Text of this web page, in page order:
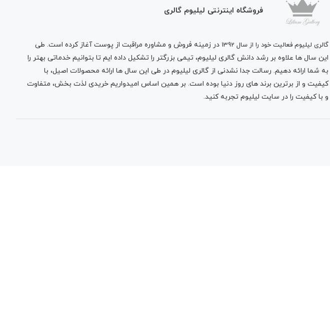
فروشگاه اینترنتی لیلیوم گالری
گالری لیلیوم فعالیت خود را از سال 1392
در زمینه فروش و مشاوره مراقبت از پوست آغاز کرده است. طی
این سال ها علاوه بر رشد دانش گالری لیلیوم، تیمی بزرگتر را تشکیل داده ایم تا بتوانیم خدماتی بهتر را
به شما ارائه دهیم. رسالت جدا نشدنی از گالری لیلیوم در طی این سال ها ارائه محصولات اصیل، با
کیفیت و از برترین برند های روز دنیا بوده است. بر همین اساس امیدواریم خریدی لذت بخش، متفاوت
و با کیفیت را در سایت لیلیوم تجربه کنید.